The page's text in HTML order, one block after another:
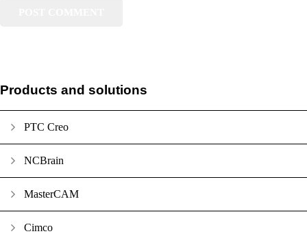
Products and solutions
PTC Creo
NCBrain
MasterCAM
Cimco